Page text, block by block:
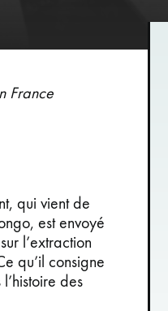
France
qui vient de
est envoyé
l’extraction
qu’il consigne
des